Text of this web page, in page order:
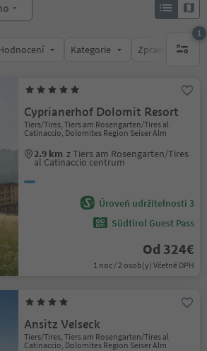
Kategorie Zpracovává
1
1
Cyprianerhof Dolomit Resort
Tiers/Tires, Tiers am Rosengarten/Tires al
Catinaccio, Dolomites Region Seiser Alm
2.9 km z Tiers am Rosengarten/Tires
al Catinaccio centrum
Úroveň udržitelnosti 3
Südtirol Guest Pass
Od 324€
1 noc / 2 osob(y) Včetně DPH
Ansitz Velseck
Tiers/Tires, Tiers am Rosengarten/Tires al
Catinaccio, Dolomites Region Seiser Alm